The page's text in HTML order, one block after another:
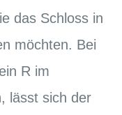
das Schloss in
möchten. Bei
R im
lässt sich der